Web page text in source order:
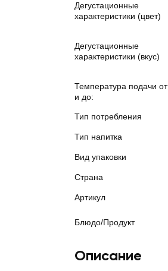
Дегустационные
характеристики (цвет)
Дегустационные
характеристики (вкус)
Температура подачи от
и до:
Тип потребления
Тип напитка
Вид упаковки
Страна
Артикул
Блюдо/Продукт
Описание